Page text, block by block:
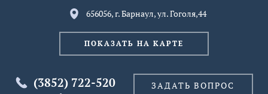
656056, г. Барнаул, ул. Гоголя,44
ПОКАЗАТЬ НА КАРТЕ
(3852) 722-520 ЗАДАТЬ ВОПРОС